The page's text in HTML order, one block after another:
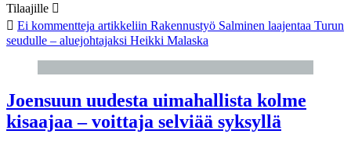
Tilaajille
Ei kommentteja artikkeliin Rakennustyö Salminen laajentaa Turun
seudulle – aluejohtajaksi Heikki Malaska
Joensuun uudesta uimahallista kolme
kisaajaa – voittaja selviää syksyllä